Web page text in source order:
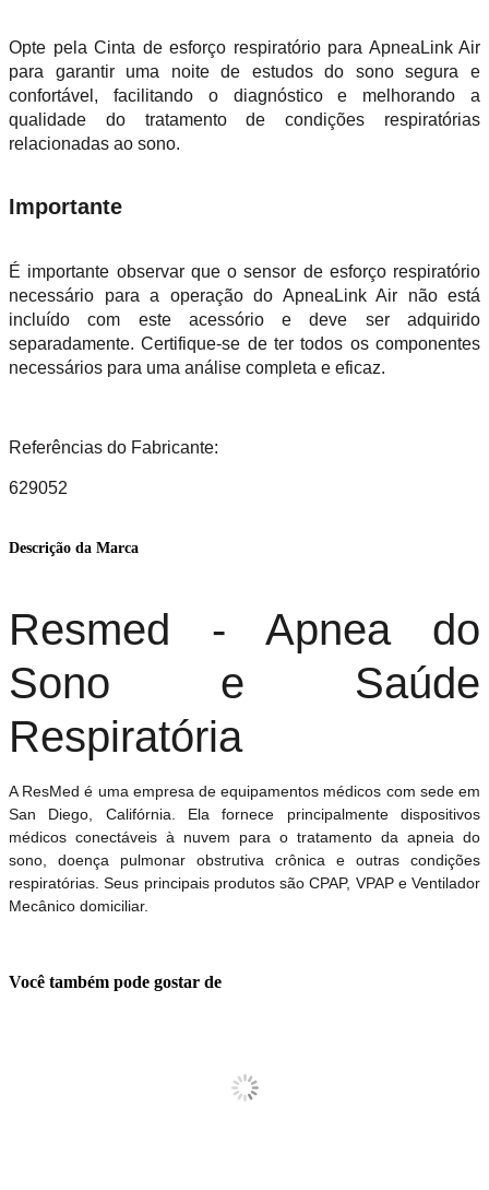
Opte pela Cinta de esforço respiratório para ApneaLink Air
para garantir uma noite de estudos do sono segura e
confortável, facilitando o diagnóstico e melhorando a
qualidade do tratamento de condições respiratórias
relacionadas ao sono.
Importante
É importante observar que o sensor de esforço respiratório
necessário para a operação do ApneaLink Air não está
incluído com este acessório e deve ser adquirido
separadamente. Certifique-se de ter todos os componentes
necessários para uma análise completa e eficaz.
Referências do Fabricante:
629052
Descrição da Marca
Resmed - Apnea do
Sono e Saúde
Respiratória
A ResMed é uma empresa de equipamentos médicos com sede em
San Diego, Califórnia. Ela fornece principalmente dispositivos
médicos conectáveis ​​à nuvem para o tratamento da apneia do
sono, doença pulmonar obstrutiva crônica e outras condições
respiratórias. Seus principais produtos são CPAP, VPAP e Ventilador
Mecânico domiciliar.
Você também pode gostar de